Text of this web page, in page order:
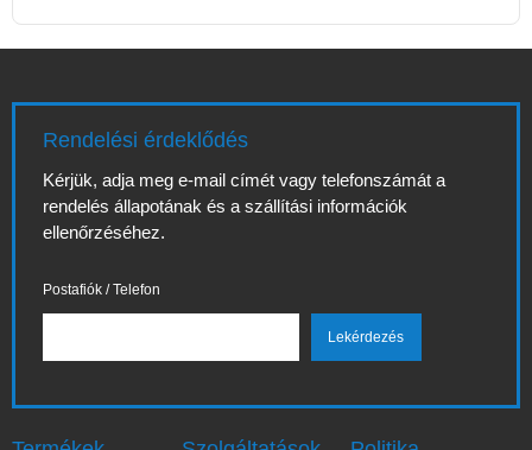
Rendelési érdeklődés
Kérjük, adja meg e-mail címét vagy telefonszámát a
rendelés állapotának és a szállítási információk
ellenőrzéséhez.
Postafiók / Telefon